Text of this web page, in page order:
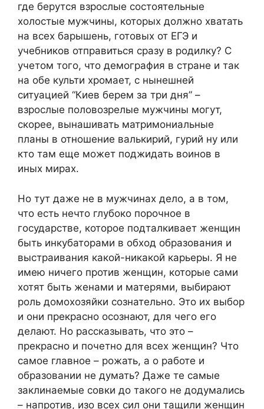
где берутся взрослые состоятельные
холостые мужчины, которых должно хватать
на всех барышень, готовых от ЕГЭ и
учебников отправиться сразу в родилку? С
учетом того, что демография в стране и так
на обе культи хромает, с нынешней
ситуацией “Киев берем за три дня” –
взрослые половозрелые мужчины могут,
скорее, вынашивать матримониальные
планы в отношение валькирий, гурий ну или
кто там еще может поджидать воинов в
иных мирах.
Но тут даже не в мужчинах дело, а в том,
что есть нечто глубоко порочное в
государстве, которое подталкивает женщин
быть инкубаторами в обход образования и
выстраивания какой-никакой карьеры. Я не
имею ничего против женщин, которые сами
хотят быть женами и матерями, выбирают
роль домохозяйки сознательно. Это их выбор
и они прекрасно осознают, для чего его
делают. Но рассказывать, что это –
прекрасно и почетно для всех женщин? Что
самое главное – рожать, а о работе и
образовании не думать? Даже те самые
заклинаемые совки до такого не додумались
– напротив, изо всех сил они тащили женщин